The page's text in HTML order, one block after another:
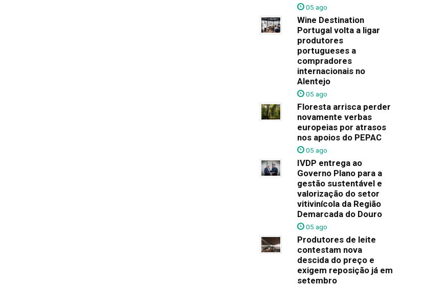
05 ago
Wine Destination
Portugal volta a ligar
produtores
portugueses a
compradores
internacionais no
Alentejo
05 ago
Floresta arrisca perder
novamente verbas
europeias por atrasos
nos apoios do PEPAC
05 ago
IVDP entrega ao
Governo Plano para a
gestão sustentável e
valorização do setor
vitivinícola da Região
Demarcada do Douro
05 ago
Produtores de leite
contestam nova
descida do preço e
exigem reposição já em
setembro